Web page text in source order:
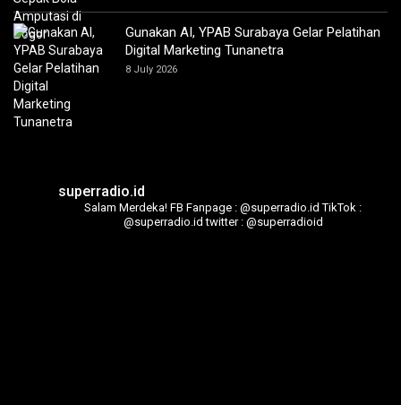
Gunakan AI, YPAB Surabaya Gelar Pelatihan
Digital Marketing Tunanetra
8 July 2026
superradio.id
Salam Merdeka! FB Fanpage : @superradio.id TikTok :
@superradio.id twitter : @superradioid